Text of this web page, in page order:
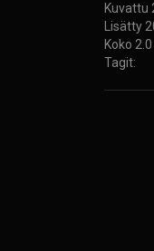
Kuvattu
Lisätty
Koko
Tagit: